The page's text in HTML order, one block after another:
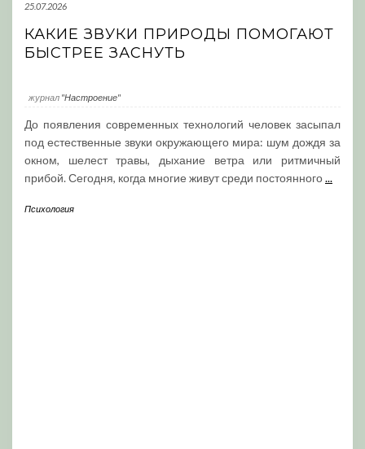
25.07.2026
КАКИЕ ЗВУКИ ПРИРОДЫ ПОМОГАЮТ
БЫСТРЕЕ ЗАСНУТЬ
журнал "Настроение"
До появления современных технологий человек засыпал
под естественные звуки окружающего мира: шум дождя за
окном, шелест травы, дыхание ветра или ритмичный
прибой. Сегодня, когда многие живут среди постоянного...
Психология